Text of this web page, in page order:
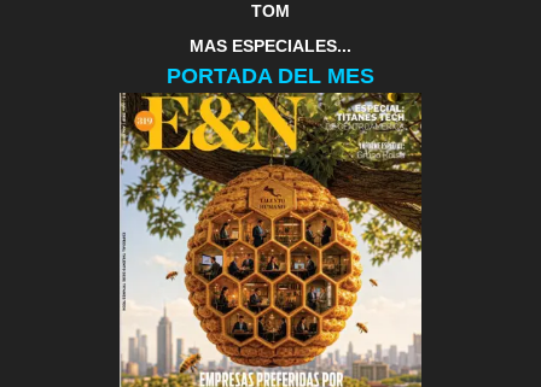
TOM
MAS ESPECIALES...
PORTADA DEL MES